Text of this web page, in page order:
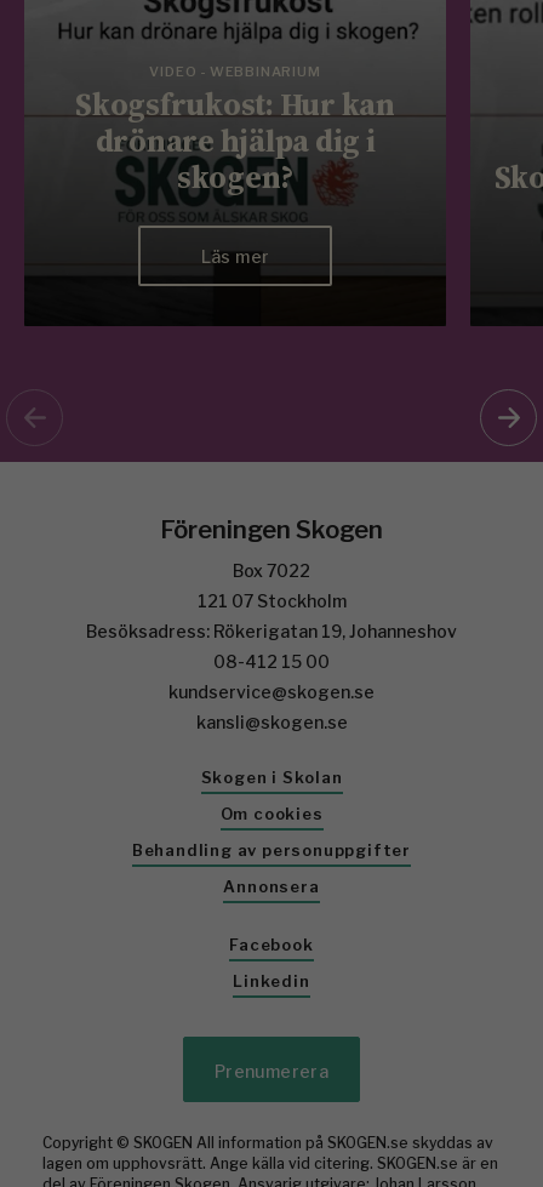
VIDEO - WEBBINARIUM
Skogsfrukost: Hur kan
drönare hjälpa dig i
skogen?
Läs mer
Föreningen Skogen
Box 7022
121 07 Stockholm
Besöksadress: Rökerigatan 19, Johanneshov
08-412 15 00
kundservice@skogen.se
kansli@skogen.se
Skogen i Skolan
Om cookies
Behandling av personuppgifter
Annonsera
Facebook
Linkedin
Prenumerera
Copyright © SKOGEN All information på SKOGEN.se skyddas av
lagen om upphovsrätt. Ange källa vid citering. SKOGEN.se är en